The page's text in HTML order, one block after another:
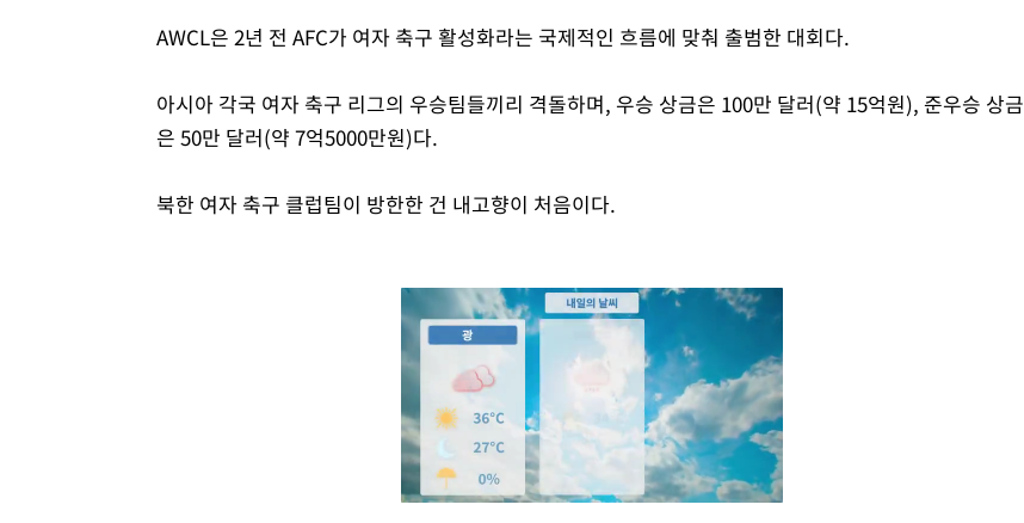
AWCL은 2년 전 AFC가 여자 축구 활성화라는 국제적인 흐름에 맞춰 출범한 대회다.
아시아 각국 여자 축구 리그의 우승팀들끼리 격돌하며, 우승 상금은 100만 달러(약 15억원), 준우승 상금
은 50만 달러(약 7억5000만원)다.
북한 여자 축구 클럽팀이 방한한 건 내고향이 처음이다.